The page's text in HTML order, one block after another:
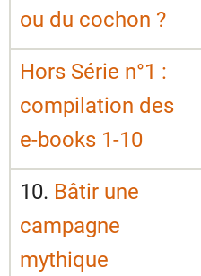
ou du cochon ?
Hors Série n°1 :
compilation des
e-books 1-10
10. Bâtir une
campagne
mythique